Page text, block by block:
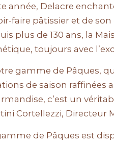
année, Delacre
faire pâtissier et de
plus de 130 ans, la
toujours avec
gamme de Pâques,
de saison raffinées
c’est un
Cortellezzi, Directeur
de Pâques est